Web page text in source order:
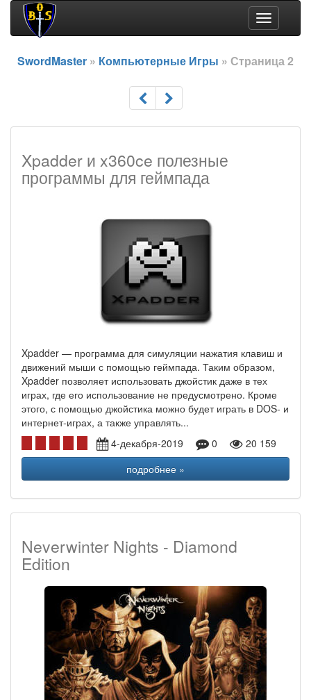
Toggle
navigation
SwordMaster » Компьютерные Игры » Страница 2
Xpadder и x360ce полезные
программы для геймпада
Xpadder — программа для симуляции нажатия клавиш и
движений мыши с помощью геймпада. Таким образом,
Xpadder позволяет использовать джойстик даже в тех
играх, где его использование не предусмотрено. Кроме
этого, с помощью джойстика можно будет играть в DOS- и
интернет-играх, а также управлять...
4-декабря-2019
0
20 159
подробнее »
Neverwinter Nights - Diamond
Edition